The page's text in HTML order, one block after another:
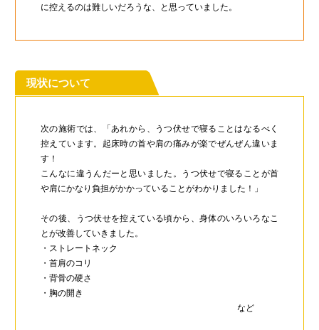
に控えるのは難しいだろうな、と思っていました。
現状について
次の施術では、「あれから、うつ伏せで寝ることはなるべく
控えています。起床時の首や肩の痛みが楽でぜんぜん違いま
す！
こんなに違うんだーと思いました。うつ伏せで寝ることが首
や肩にかなり負担がかかっていることがわかりました！」
その後、うつ伏せを控えている頃から、身体のいろいろなこ
とが改善していきました。
・ストレートネック
・首肩のコリ
・背骨の硬さ
・胸の開き
など